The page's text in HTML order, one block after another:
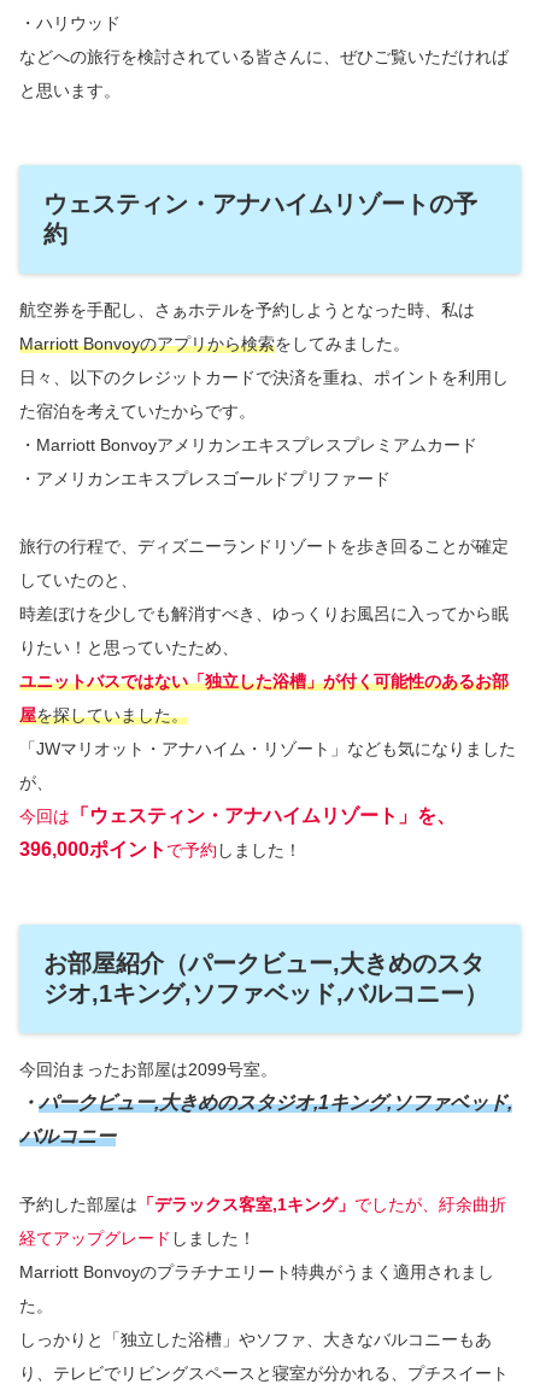
・ハリウッド
などへの旅行を検討されている皆さんに、ぜひご覧いただければ
と思います。
ウェスティン・アナハイムリゾートの予
約
航空券を手配し、さぁホテルを予約しようとなった時、私は
Marriott Bonvoyのアプリから検索をしてみました。
日々、以下のクレジットカードで決済を重ね、ポイントを利用し
た宿泊を考えていたからです。
・Marriott Bonvoyアメリカンエキスプレスプレミアムカード
・アメリカンエキスプレスゴールドプリファード
旅行の行程で、ディズニーランドリゾートを歩き回ることが確定
していたのと、
時差ぼけを少しでも解消すべき、ゆっくりお風呂に入ってから眠
りたい！と思っていたため、
ユニットバスではない「独立した浴槽」が付く可能性のあるお部
屋を探していました。
「JWマリオット・アナハイム・リゾート」なども気になりました
が、
今回は 「ウェスティン・アナハイムリゾート」を、
396,000ポイント で予約 しました！
お部屋紹介（パークビュー,大きめのスタ
ジオ,1キング,ソファベッド,バルコニー）
今回泊まったお部屋は2099号室。
・ パークビュー,大きめのスタジオ,1キング,ソファベッド,
バルコニー
予約した部屋は 「デラックス客室,1キング」 でしたが、紆余曲折
経てアップグレード しました！
Marriott Bonvoyのプラチナエリート特典がうまく適用されまし
た。
しっかりと「独立した浴槽」やソファ、大きなバルコニーもあ
り、テレビでリビングスペースと寝室が分かれる、プチスイート